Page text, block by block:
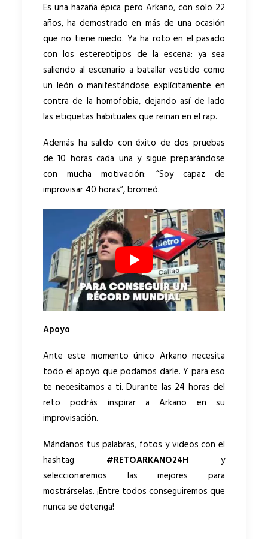
Es una hazaña épica pero Arkano, con solo 22
años, ha demostrado en más de una ocasión
que no tiene miedo. Ya ha roto en el pasado
con los estereotipos de la escena: ya sea
saliendo al escenario a batallar vestido como
un león o manifestándose explícitamente en
contra de la homofobia, dejando así de lado
las etiquetas habituales que reinan en el rap.
Además ha salido con éxito de dos pruebas
de 10 horas cada una y sigue preparándose
con mucha motivación: “Soy capaz de
improvisar 40 horas”, bromeó.
Apoyo
Ante este momento único Arkano necesita
todo el apoyo que podamos darle. Y para eso
te necesitamos a ti. Durante las 24 horas del
reto podrás inspirar a Arkano en su
improvisación.
Mándanos tus palabras, fotos y videos con el
hashtag #RETOARKANO24H y
seleccionaremos las mejores para
mostrárselas. ¡Entre todos conseguiremos que
nunca se detenga!